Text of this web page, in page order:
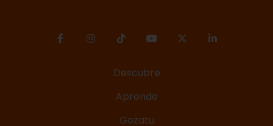
Descubre
Aprende
Gozatu